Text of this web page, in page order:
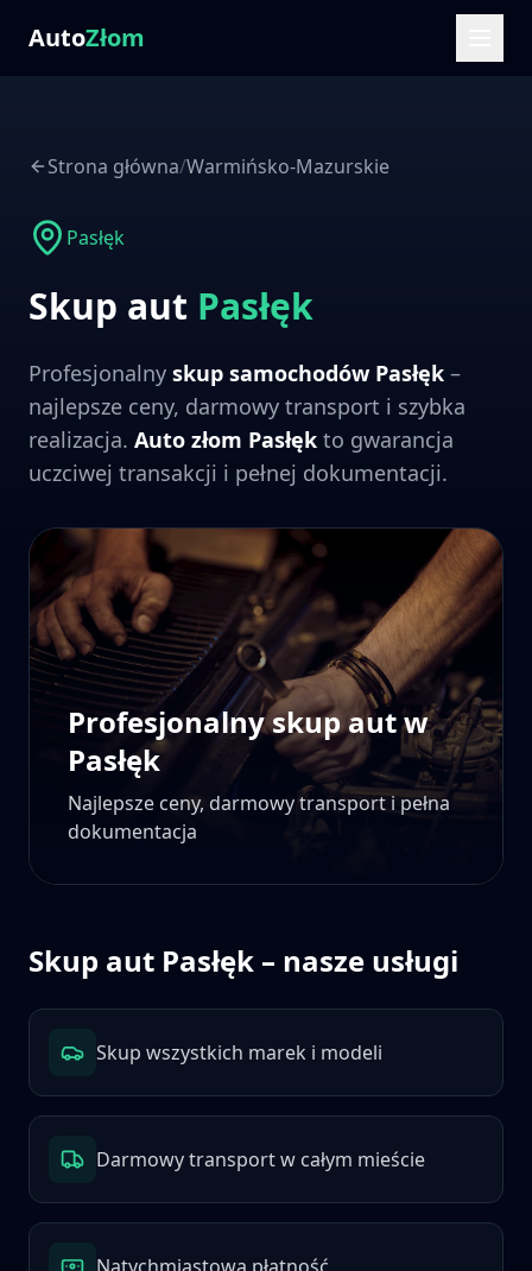
AutoZłom
Strona główna/Warmińsko-Mazurskie
Pasłęk
Skup aut Pasłęk
Profesjonalny skup samochodów Pasłęk –
najlepsze ceny, darmowy transport i szybka
realizacja. Auto złom Pasłęk to gwarancja
uczciwej transakcji i pełnej dokumentacji.
Profesjonalny skup aut w
Pasłęk
Najlepsze ceny, darmowy transport i pełna
dokumentacja
Skup aut Pasłęk – nasze usługi
Skup wszystkich marek i modeli
Darmowy transport w całym mieście
Natychmiastowa płatność